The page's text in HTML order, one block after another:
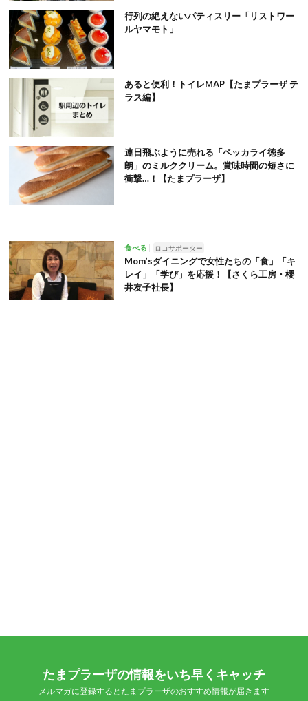
行列の絶えないパティスリー「リストワー
ルヤマモト」
あると便利！トイレMAP【たまプラーザ テ
ラス編】
連日飛ぶように売れる「ベッカライ徳多
朗」のミルククリーム。賞味時間の短さに
衝撃…！【たまプラーザ】
食べる ロコサポーター
Mom’sダイニングで女性たちの「食」「キ
レイ」「学び」を応援！【さくら工房・櫻
井友子社長】
たまプラーザの情報をいち早くキャッチ
メルマガに登録するとたまプラーザのおすすめ情報が届きます